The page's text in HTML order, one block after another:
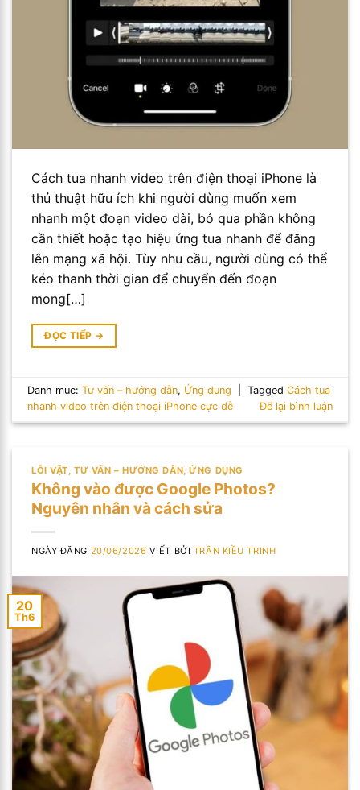
Cách tua nhanh video trên điện thoại iPhone là
thủ thuật hữu ích khi người dùng muốn xem
nhanh một đoạn video dài, bỏ qua phần không
cần thiết hoặc tạo hiệu ứng tua nhanh để đăng
lên mạng xã hội. Tùy nhu cầu, người dùng có thể
kéo thanh thời gian để chuyển đến đoạn
mong[…]
ĐỌC TIẾP →
Danh mục:Tư vấn – hướng dẫn, Ứng dụng TaggedCách tua
nhanh video trên điện thoại iPhone cực dễ
Để lại bình luận
LỖI VẶT ,TƯ VẤN – HƯỚNG DẪN ,ỨNG DỤNG
Không vào được Google Photos?
Nguyên nhân và cách sửa
NGÀY ĐĂNG 20/06/2026 VIẾT BỞI TRẦN KIỀU TRINH
20
Th6